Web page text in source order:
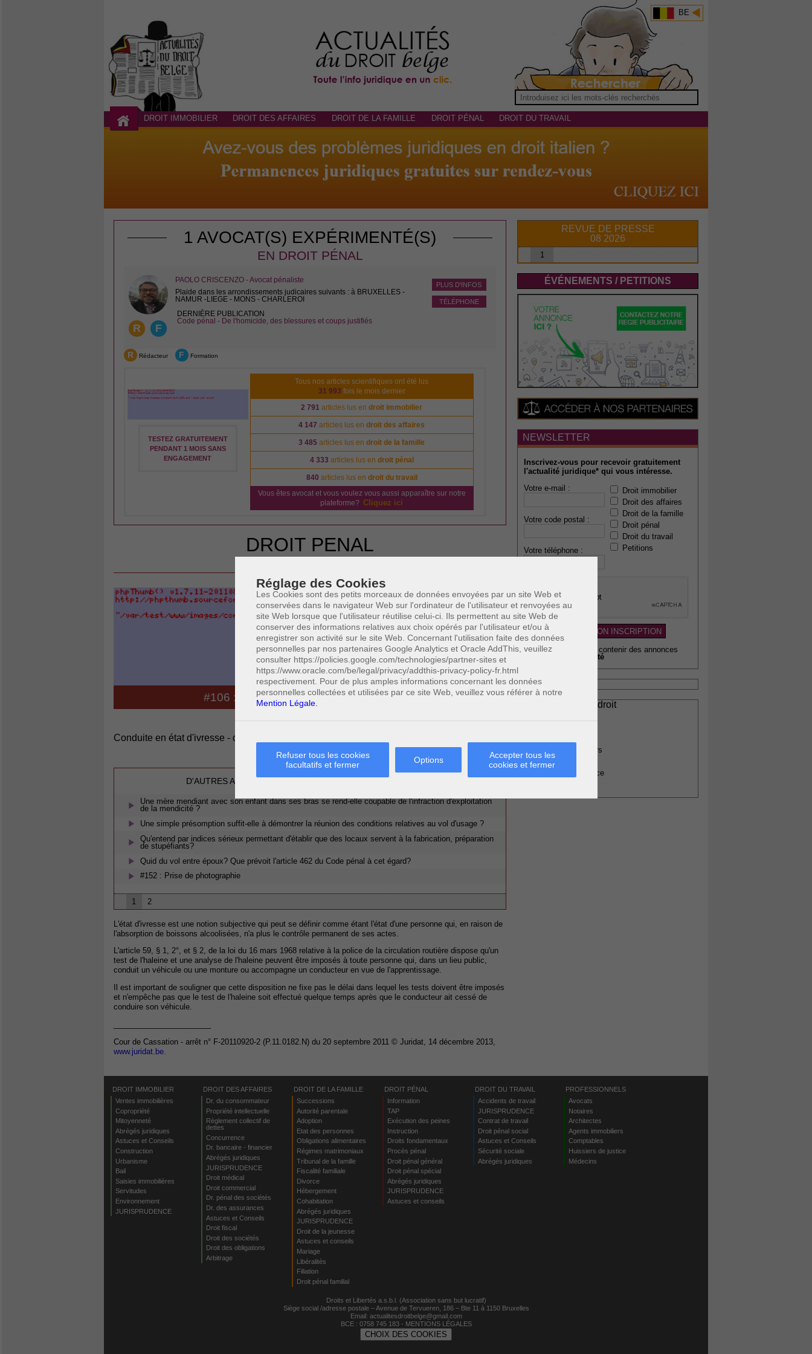
Réglage des Cookies
Les Cookies sont des petits morceaux de données envoyées par un site Web et
conservées dans le navigateur Web sur l'ordinateur de l'utilisateur et renvoyées au
site Web lorsque que l'utilisateur réutilise celui-ci. Ils permettent au site Web de
conserver des informations relatives aux choix opérés par l'utilisateur et/ou à
enregistrer son activité sur le site Web. Concernant l'utilisation faite des données
personnelles par nos partenaires Google Analytics et Oracle AddThis, veuillez
consulter https://policies.google.com/technologies/partner-sites et
https://www.oracle.com/be/legal/privacy/addthis-privacy-policy-fr.html
respectivement. Pour de plus amples informations concernant les données
personnelles collectées et utilisées par ce site Web, veuillez vous référer à notre
Mention Légale.
Refuser tous les cookies
facultatifs et fermer
Options
Accepter tous les
cookies et fermer
BE
DROIT IMMOBILIER DROIT DES AFFAIRES DROIT DE LA FAMILLE DROIT PÉNAL DROIT DU TRAVAIL
1 AVOCAT(S) EXPÉRIMENTÉ(S)
EN DROIT PÉNAL
R F
PLUS D'INFOS
TÉLÉPHONE
PAOLO CRISCENZO - Avocat pénaliste
Plaide dans les arrondissements judicaires suivants : à BRUXELLES -
NAMUR -LIEGE - MONS - CHARLEROI
DERNIÈRE PUBLICATION
Code pénal - De l'homicide, des blessures et coups justifiés
R Rédacteur F Formation
TESTEZ GRATUITEMENT
PENDANT 1 MOIS SANS
ENGAGEMENT
Tous nos articles scientifiques ont été lus
31 993 fois le mois dernier
2 791 articles lus endroit immobilier
4 147 articles lus endroit des affaires
3 485 articles lus endroit de la famille
4 333 articles lus en droit pénal
840 articles lus en droit du travail
Vous êtes avocat et vous voulez vous aussi apparaître sur notre
plateforme? Cliquez ici
DROIT PENAL
#106 : CONDUITE EN ÉTAT D’IVRESSE
Conduite en état d'ivresse - droit pénal - test haleine
le mois dernier.
D'AUTRES ARTICLES SUSCEPTIBLES DE VOUS INTERESSER:
Une mère mendiant avec son enfant dans ses bras se rend-elle coupable de l'infraction d'exploitation
de la mendicité ?
Une simple présomption suffit-elle à démontrer la réunion des conditions relatives au vol d'usage ?
Qu'entend par indices sérieux permettant d'établir que des locaux servent à la fabrication, préparation
de stupéfiants?
Quid du vol entre époux? Que prévoit l'article 462 du Code pénal à cet égard?
#152 : Prise de photographie
1 2
L'état d'ivresse est une notion subjective qui peut se définir comme étant l'état d'une personne qui, en raison de
l'absorption de boissons alcoolisées, n'a plus le contrôle permanent de ses actes.
L'article 59, § 1, 2°, et § 2, de la loi du 16 mars 1968 relative à la police de la circulation routière dispose qu'un
test de l'haleine et une analyse de l'haleine peuvent être imposés à toute personne qui, dans un lieu public,
conduit un véhicule ou une monture ou accompagne un conducteur en vue de l'apprentissage.
Il est important de souligner que cette disposition ne fixe pas le délai dans lequel les tests doivent être imposés
et n'empêche pas que le test de l'haleine soit effectué quelque temps après que le conducteur ait cessé de
conduire son véhicule.
Cour de Cassation - arrêt n° F-20110920-2 (P.11.0182.N) du 20 septembre 2011 © Juridat, 14 décembre 2013,
www.juridat.be.
REVUE DE PRESSE
08 2026
1
ÉVÉNEMENTS / PETITIONS
NEWSLETTER
Inscrivez-vous pour recevoir gratuitement
l'actualité juridique* qui vous intéresse.
Votre e-mail :
Votre code postal :
Votre téléphone :
Droit immobilier
Droit des affaires
Droit de la famille
Droit pénal
Droit du travail
Petitions
* Newsletter pouvant contenir des annonces
qualité
Professionnels du droit
Agents immobiliers
Comptables
Huissiers de justice
DROIT IMMOBILIER
Ventes immobilières
Copropriété
Mitoyenneté
Abrégés juridiques
Astuces et Conseils
Construction
Urbanisme
Bail
Saisies immobilières
Servitudes
Environnement
JURISPRUDENCE
DROIT DES AFFAIRES
Dr. du consommateur
Propriété intellectuelle
Règlement collectif de
dettes
Concurrence
Dr. bancaire - financier
Abrégés juridiques
JURISPRUDENCE
Droit médical
Droit commercial
Dr. pénal des sociétés
Dr. des assurances
Astuces et Conseils
Droit fiscal
Droit des sociétés
Droit des obligations
Arbitrage
DROIT DE LA FAMILLE
Successions
Autorité parentale
Adoption
Etat des personnes
Obligations alimentaires
Régimes matrimoniaux
Tribunal de la famille
Fiscalité familiale
Divorce
Hébergement
Cohabitation
Abrégés juridiques
JURISPRUDENCE
Droit de la jeunesse
Astuces et conseils
Mariage
Libéralités
Filiation
Droit pénal familial
DROIT PÉNAL
Information
TAP
Exécution des peines
Instruction
Droits fondamentaux
Procès pénal
Droit pénal général
Droit pénal spécial
Abrégés juridiques
JURISPRUDENCE
Astuces et conseils
DROIT DU TRAVAIL
Accidents de travail
JURISPRUDENCE
Contrat de travail
Droit pénal social
Astuces et Conseils
Sécurité sociale
Abrégés juridiques
PROFESSIONNELS
Avocats
Notaires
Architectes
Agents immobiliers
Comptables
Huissiers de justice
Médecins
Droits et Libertés a.s.b.l. (Association sans but lucratif)
Siège social /adresse postale – Avenue de Tervueren, 186 – Bte 11 à 1150 Bruxelles
Email: actualitesdroitbelge@gmail.com
BCE : 0758 745 183 - MENTIONS LÉGALES
CHOIX DES COOKIES